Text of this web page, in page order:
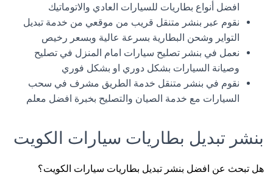
افضل أنواع بطاريات للسيارات العادي والاتوماتيك
نقوم عبر بنشر متنقل قريب من موقعي من خدمة تبديل
التواير وشحن البطارية بسرعة عالية وبسعر رخيص
نعمل في بنشر تصليح سيارات امام المنزل في تصليح
وصيانة السيارات بشكل دوري او بشكل فوري
نقوم في بنشر متنقل خدمة الطريق مشرف في سحب
السيارات مع خدمة الصيان والتصليح بخبرة افضل معلم
بنشر تبديل بطاريات سيارات الكويت
هل تبحث عن افضل بنشر تبديل بطاريات سيارات الكويت؟